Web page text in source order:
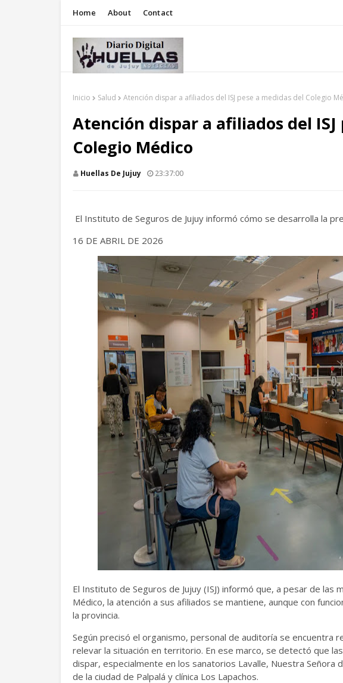
Home About Contact
Inicio Salud Atención dispar a afiliados del ISJ pese a medidas del Colegio
Atención dispar a afiliados del ISJ
Colegio Médico
Huellas De Jujuy 23:37:00
El Instituto de Seguros de Jujuy informó cómo se desarrolla la
16 DE ABRIL DE 2026
El Instituto de Seguros de Jujuy (ISJ) informó que, a pesar de las
Médico, la atención a sus afiliados se mantiene, aunque con
la provincia.
Según precisó el organismo, personal de auditoría se encuentra
relevar la situación en territorio. En ese marco, se detectó que
dispar, especialmente en los sanatorios Lavalle, Nuestra Señora
de la ciudad de Palpalá y clínica Los Lapachos.